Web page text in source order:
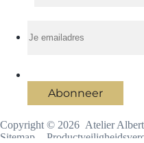
Abonneer
Copyright © 2026 Atelier
Sitemap